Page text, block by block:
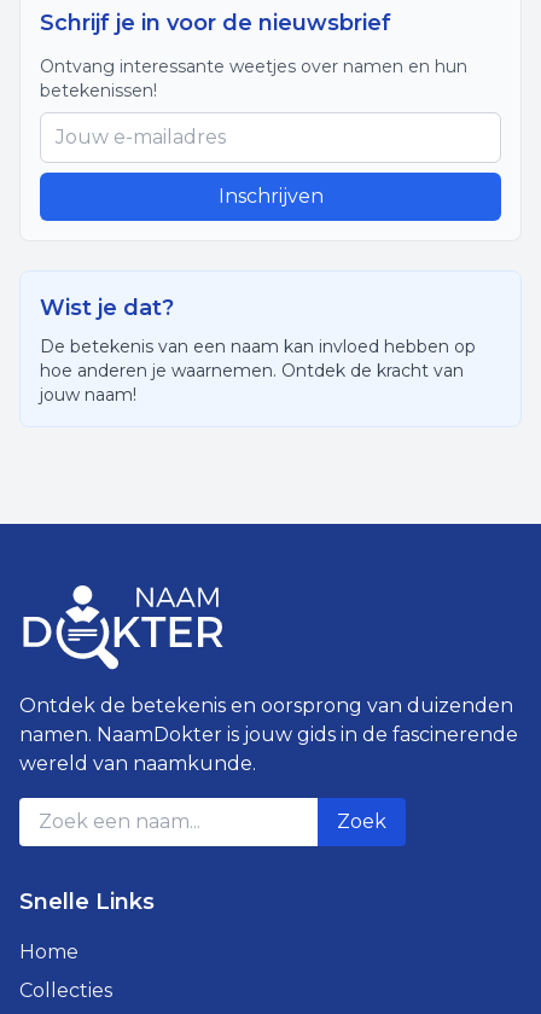
Schrijf je in voor de nieuwsbrief
Ontvang interessante weetjes over namen en hun
betekenissen!
Inschrijven
Wist je dat?
De betekenis van een naam kan invloed hebben op
hoe anderen je waarnemen. Ontdek de kracht van
jouw naam!
Ontdek de betekenis en oorsprong van duizenden
namen. NaamDokter is jouw gids in de fascinerende
wereld van naamkunde.
Zoek
Snelle Links
Home
Collecties